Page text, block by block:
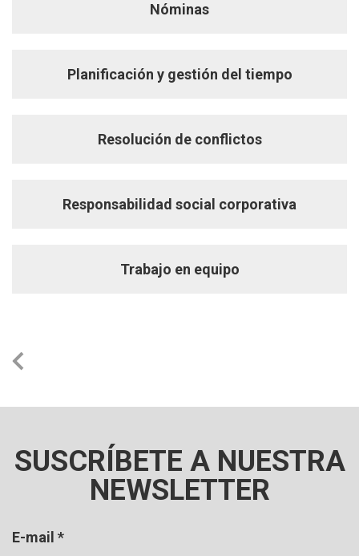
Nóminas
Planificación y gestión del tiempo
Resolución de conflictos
Responsabilidad social corporativa
Trabajo en equipo
SUSCRÍBETE A NUESTRA
NEWSLETTER
E-mail *